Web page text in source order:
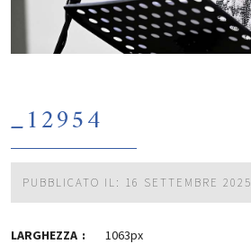
_12954
PUBBLICATO IL: 16 SETTEMBRE 2025
LARGHEZZA
1063px